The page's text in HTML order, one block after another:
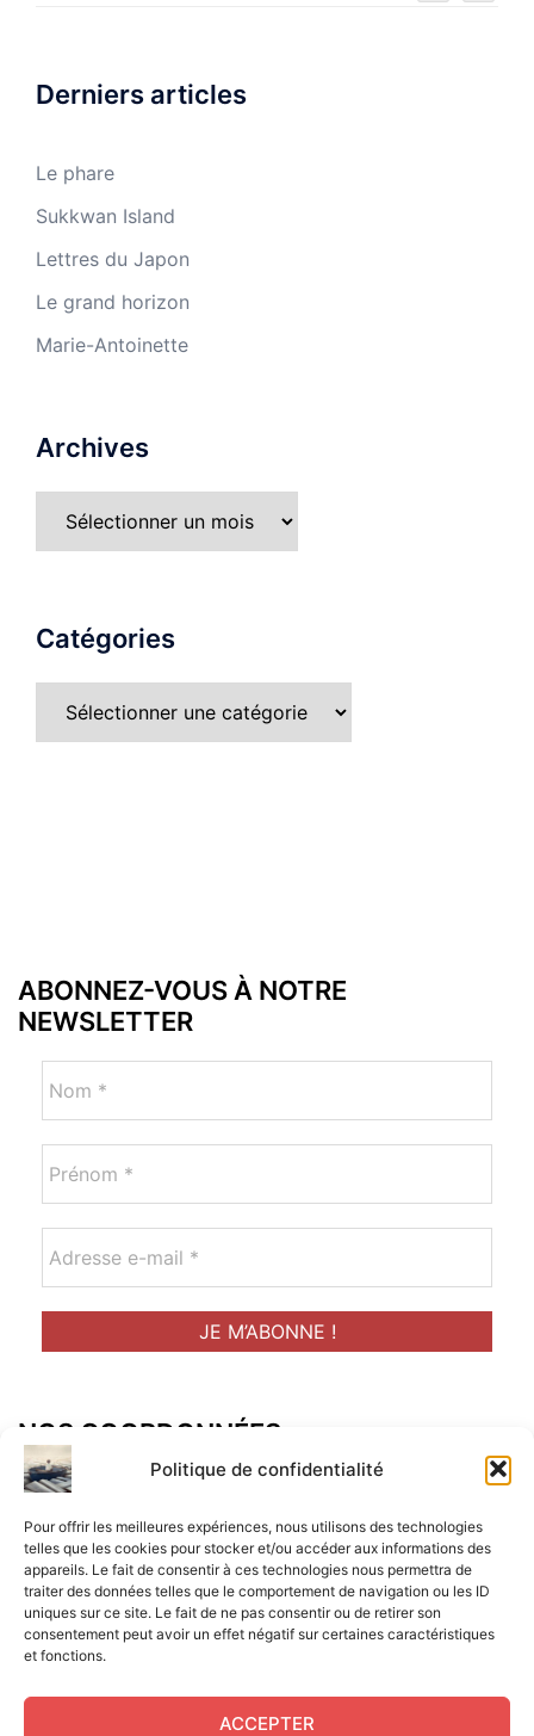
Politique de confidentialité
Pour offrir les meilleures expériences, nous utilisons des technologies
telles que les cookies pour stocker et/ou accéder aux informations des
appareils. Le fait de consentir à ces technologies nous permettra de
traiter des données telles que le comportement de navigation ou les ID
uniques sur ce site. Le fait de ne pas consentir ou de retirer son
consentement peut avoir un effet négatif sur certaines caractéristiques
et fonctions.
ACCEPTER
Derniers articles
Le phare
Sukkwan Island
Lettres du Japon
Le grand horizon
Marie-Antoinette
Archives
Catégories
ABONNEZ-VOUS À NOTRE
NEWSLETTER
NOS COORDONNÉES
Adresse postal :
ALCF
34 Rue René Brunen
33950 LEGE CAP-FERRET
Mail :
contact@aperitif-litteraire-cap-ferret.fr